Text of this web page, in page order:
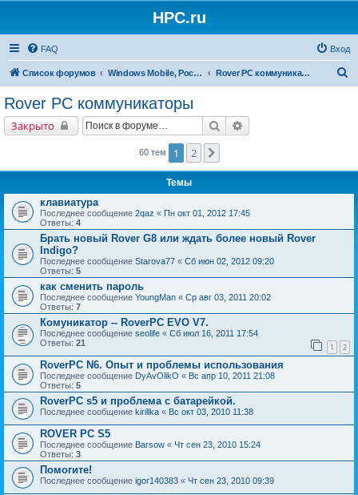
HPC.ru
FAQ Вход
Список форумов Windows Mobile, Pocket PC, MS Smartphone Rover PC коммуникаторы
Rover PC коммуникаторы
Закрыто Поиск
60 тем 1 2
Темы
клавиатура
Последнее сообщение 2qaz « Пн окт 01, 2012 17:45
Ответы: 4
Брать новый Rover G8 или ждать более новый Rover
Indigo?
Последнее сообщение Starova77 « Сб июн 02, 2012 09:20
Ответы: 5
как сменить пароль
Последнее сообщение YoungMan « Ср авг 03, 2011 20:02
Ответы: 7
Комуникатор -- RoverPC EVO V7.
Последнее сообщение seolife « Сб июл 16, 2011 17:54
Ответы: 21 1 2
RoverPC N6. Опыт и проблемы использования
Последнее сообщение DyAvOlikO « Вс апр 10, 2011 21:08
Ответы: 5
RoverPC s5 и проблема с батарейкой.
Последнее сообщение kirillka « Вс окт 03, 2010 11:38
ROVER PC S5
Последнее сообщение Barsow « Чт сен 23, 2010 15:24
Ответы: 3
Помогите!
Последнее сообщение igor140383 « Чт сен 23, 2010 09:39